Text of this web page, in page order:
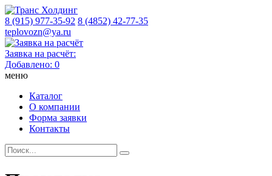
8 (915) 977-35-92 8 (4852) 42-77-35
teplovozn@ya.ru
Заявка на расчёт:
Добавлено: 0
меню
Каталог
О компании
Форма заявки
Контакты